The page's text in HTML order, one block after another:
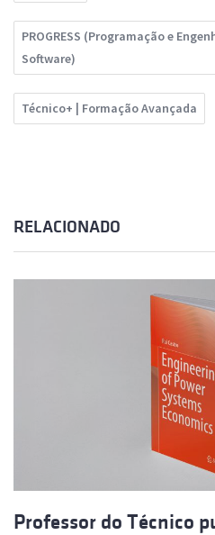
PROGRESS (Programação e
Software)
Técnico+ | Formação Avançada
RELACIONADO
Professor do Técnico